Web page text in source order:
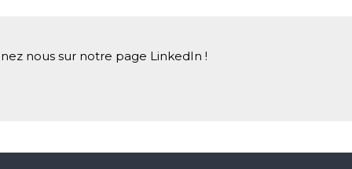
nous sur notre page LinkedIn !